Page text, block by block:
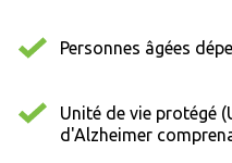
Personnes âgées
Unité de vie protégé
d'Alzheimer